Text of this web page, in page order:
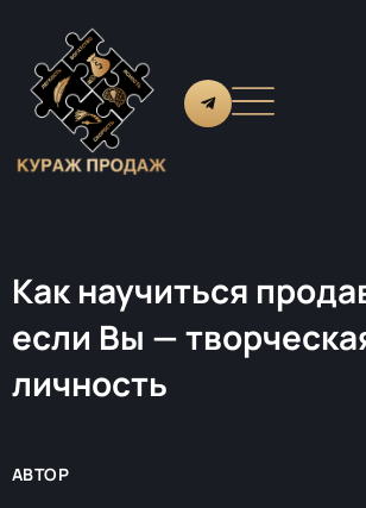
Как научиться
если Вы —
личность
АВТОР